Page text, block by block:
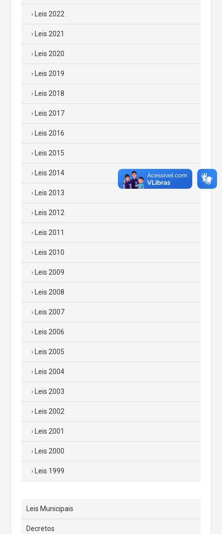
Leis 2022
Leis 2021
Leis 2020
Leis 2019
Leis 2018
Leis 2017
Leis 2016
Leis 2015
Leis 2014
Leis 2013
Leis 2012
Leis 2011
Leis 2010
Leis 2009
Leis 2008
Leis 2007
Leis 2006
Leis 2005
Leis 2004
Leis 2003
Leis 2002
Leis 2001
Leis 2000
Leis 1999
Leis Municipais
Decretos